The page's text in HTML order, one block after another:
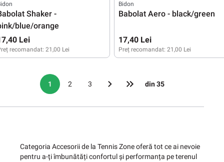
Shaker -
blue/orange
Lei
recomandat: 21,00 Lei
Bidon
Babolat Aero - black/green
17,40 Lei
Preț recomandat: 21,00 Lei
1 2 3 din 35
Categoria Accesorii de la Tennis Zone oferă tot ce ai nevoie
pentru a-ți îmbunătăți confortul și performanța pe terenul